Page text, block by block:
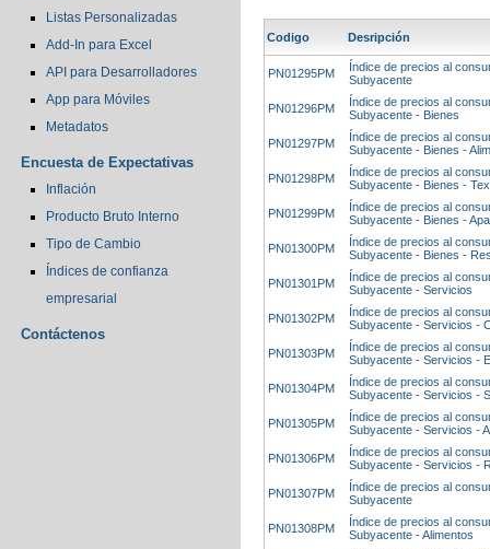
Listas Personalizadas
Add-In para Excel
API para Desarrolladores
App para Móviles
Metadatos
Encuesta de Expectativas
Inflación
Producto Bruto Interno
Tipo de Cambio
Índices de confianza
empresarial
Contáctenos
Codigo Desripción
PN01295PM
Índice de precios al
Subyacente
PN01296PM
Índice de precios al
Subyacente - Bienes
PN01297PM
Índice de precios al
Subyacente - Bienes -
PN01298PM
Índice de precios al
Subyacente - Bienes -
PN01299PM
Índice de precios al
Subyacente - Bienes -
PN01300PM
Índice de precios al
Subyacente - Bienes -
PN01301PM
Índice de precios al
Subyacente - Servicios
PN01302PM
Índice de precios al
Subyacente - Servicios -
PN01303PM
Índice de precios al
Subyacente - Servicios -
PN01304PM
Índice de precios al
Subyacente - Servicios -
PN01305PM
Índice de precios al
Subyacente - Servicios -
PN01306PM
Índice de precios al
Subyacente - Servicios -
PN01307PM
Índice de precios al
Subyacente
PN01308PM
Índice de precios al
Subyacente - Alimentos